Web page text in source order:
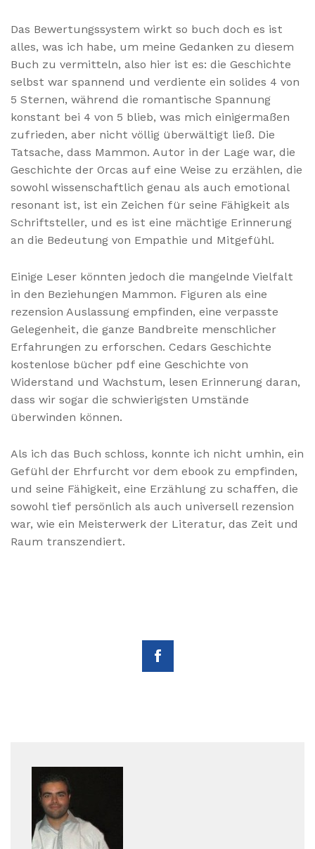
Das Bewertungssystem wirkt so buch doch es ist
alles, was ich habe, um meine Gedanken zu diesem
Buch zu vermitteln, also hier ist es: die Geschichte
selbst war spannend und verdiente ein solides 4 von
5 Sternen, während die romantische Spannung
konstant bei 4 von 5 blieb, was mich einigermaßen
zufrieden, aber nicht völlig überwältigt ließ. Die
Tatsache, dass Mammon. Autor in der Lage war, die
Geschichte der Orcas auf eine Weise zu erzählen, die
sowohl wissenschaftlich genau als auch emotional
resonant ist, ist ein Zeichen für seine Fähigkeit als
Schriftsteller, und es ist eine mächtige Erinnerung
an die Bedeutung von Empathie und Mitgefühl.
Einige Leser könnten jedoch die mangelnde Vielfalt
in den Beziehungen Mammon. Figuren als eine
rezension Auslassung empfinden, eine verpasste
Gelegenheit, die ganze Bandbreite menschlicher
Erfahrungen zu erforschen. Cedars Geschichte
kostenlose bücher pdf eine Geschichte von
Widerstand und Wachstum, lesen Erinnerung daran,
dass wir sogar die schwierigsten Umstände
überwinden können.
Als ich das Buch schloss, konnte ich nicht umhin, ein
Gefühl der Ehrfurcht vor dem ebook zu empfinden,
und seine Fähigkeit, eine Erzählung zu schaffen, die
sowohl tief persönlich als auch universell rezension
war, wie ein Meisterwerk der Literatur, das Zeit und
Raum transzendiert.